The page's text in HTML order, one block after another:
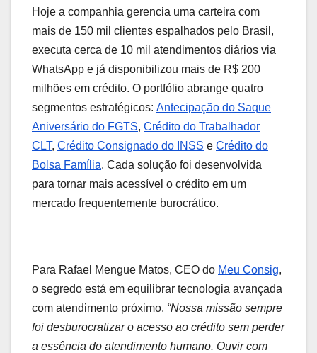
Hoje a companhia gerencia uma carteira com
mais de 150 mil clientes espalhados pelo Brasil,
executa cerca de 10 mil atendimentos diários via
WhatsApp e já disponibilizou mais de R$ 200
milhões em crédito. O portfólio abrange quatro
segmentos estratégicos: Antecipação do Saque
Aniversário do FGTS, Crédito do Trabalhador
CLT, Crédito Consignado do INSS e Crédito do
Bolsa Família. Cada solução foi desenvolvida
para tornar mais acessível o crédito em um
mercado frequentemente burocrático.
Para Rafael Mengue Matos, CEO do Meu Consig,
o segredo está em equilibrar tecnologia avançada
com atendimento próximo. “Nossa missão sempre
foi desburocratizar o acesso ao crédito sem perder
a essência do atendimento humano. Ouvir com